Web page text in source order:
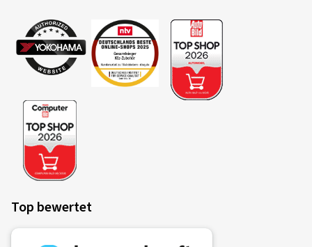
Top bewertet